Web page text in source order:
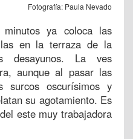
Fotografía: Paula Nevado
ya coloca las
en la terraza de la
desayunos. La ves
aunque al pasar las
oscurísimos y
su agotamiento. Es
este muy trabajadora